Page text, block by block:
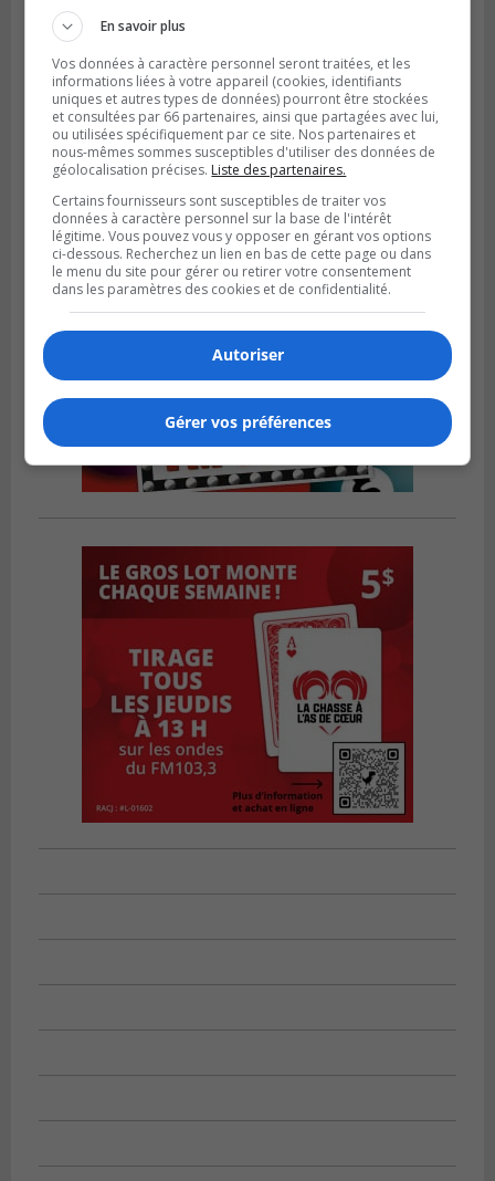
BOUCHERVILLE
Publié le 5 août 2026 à 06h54
La SQ recense 18 décès pendant les
vacances de la construction
En savoir plus
Vos données à caractère personnel seront traitées, et les
informations liées à votre appareil (cookies, identifiants
uniques et autres types de données) pourront être stockées
et consultées par 66 partenaires, ainsi que partagées avec lui,
ou utilisées spécifiquement par ce site. Nos partenaires et
nous-mêmes sommes susceptibles d'utiliser des données de
géolocalisation précises. Liste des partenaires.
Certains fournisseurs sont susceptibles de traiter vos
données à caractère personnel sur la base de l'intérêt
légitime. Vous pouvez vous y opposer en gérant vos options
ci-dessous. Recherchez un lien en bas de cette page ou dans
le menu du site pour gérer ou retirer votre consentement
dans les paramètres des cookies et de confidentialité.
Autoriser
Gérer vos préférences